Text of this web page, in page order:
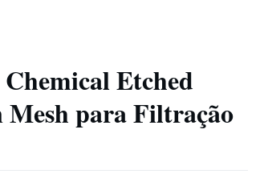
Etched
Mesh para Filtração